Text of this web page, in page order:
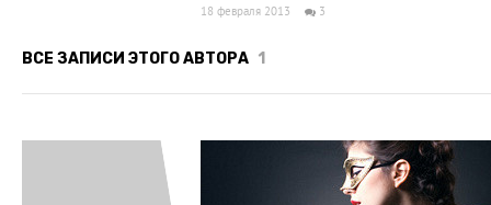
18 февраля 2013 3
ВСЕ ЗАПИСИ ЭТОГО АВТОРА 1